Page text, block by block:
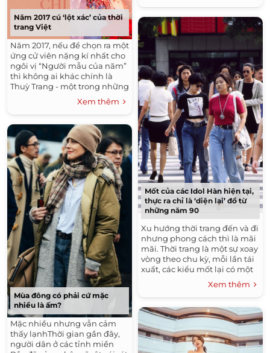
Năm 2017 cú ‘lột xác’ của thời
trang Việt
Năm 2017, nếu để chọn ra một
ứng cử viên nặng kí nhất cho
ngôi vị “Người mẫu của năm”
thì không ai khác chính là
Thuỳ Trang - một trong những
mẫu Việt có bảng thành tích...
Xem thêm
Mùa đông có phải cứ mặc
nhiều là ấm?
Mặc nhiều nhưng vẫn cảm
thấy lạnhThời gian gần đây,
người dân ở các tỉnh miền
Mốt của các Idol Hàn hiện tại,
thực ra chỉ là ‘diện lại’ đồ từ
những năm 90
Xu hướng thời trang đến và đi
nhưng phong cách thì là mãi
mãi. Thời trang là một sự xoay
vòng theo chu kỳ, mỗi lần tái
xuất, các kiểu mốt lại có một
sự thay đổi nhẹ nhưng vẫn...
Xem thêm